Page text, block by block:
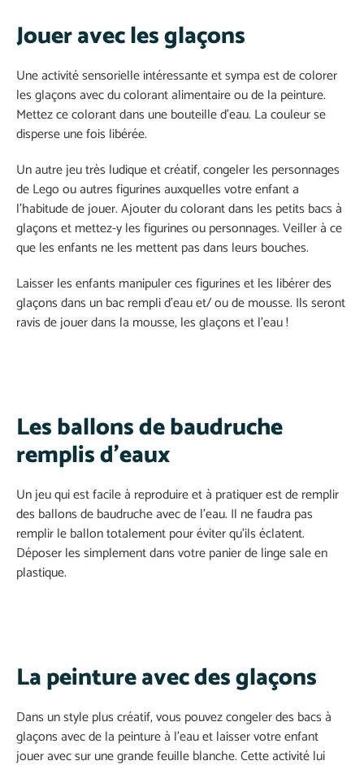
Jouer avec les glaçons
Une activité sensorielle intéressante et sympa est de colorer
les glaçons avec du colorant alimentaire ou de la peinture.
Mettez ce colorant dans une bouteille d’eau. La couleur se
disperse une fois libérée.
Un autre jeu très ludique et créatif, congeler les personnages
de Lego ou autres figurines auxquelles votre enfant a
l’habitude de jouer. Ajouter du colorant dans les petits bacs à
glaçons et mettez-y les figurines ou personnages. Veiller à ce
que les enfants ne les mettent pas dans leurs bouches.
Laisser les enfants manipuler ces figurines et les libérer des
glaçons dans un bac rempli d’eau et/ ou de mousse. Ils seront
ravis de jouer dans la mousse, les glaçons et l’eau !
Les ballons de baudruche
remplis d’eaux
Un jeu qui est facile à reproduire et à pratiquer est de remplir
des ballons de baudruche avec de l’eau. Il ne faudra pas
remplir le ballon totalement pour éviter qu’ils éclatent.
Déposer les simplement dans votre panier de linge sale en
plastique.
La peinture avec des glaçons
Dans un style plus créatif, vous pouvez congeler des bacs à
glaçons avec de la peinture à l’eau et laisser votre enfant
jouer avec sur une grande feuille blanche. Cette activité lui